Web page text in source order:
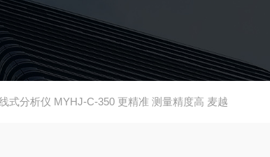
式分析仪 MYHJ-C-350 更精准 测量精度高 麦越